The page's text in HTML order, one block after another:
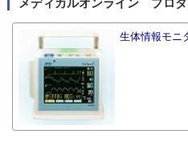
メディカルオンライン プロ
生体情報モ